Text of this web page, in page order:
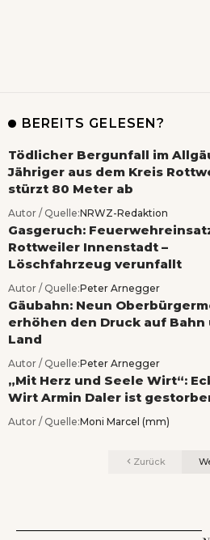
BEREITS GELESEN?
Tödlicher Bergunfall im
Jähriger aus dem Kreis
stürzt 80 Meter ab
Autor / Quelle:NRWZ-Redaktion
Gasgeruch:
Rottweiler Innenstadt –
Löschfahrzeug verunfallt
Autor / Quelle:Peter Arnegger
Gäubahn: Neun
erhöhen den Druck auf Bahn
Land
Autor / Quelle:Peter Arnegger
„Mit Herz und Seele Wirt“:
Wirt Armin Daler ist
Autor / Quelle:Moni Marcel (mm)
Zurück